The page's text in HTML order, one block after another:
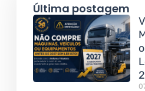
Última postagem